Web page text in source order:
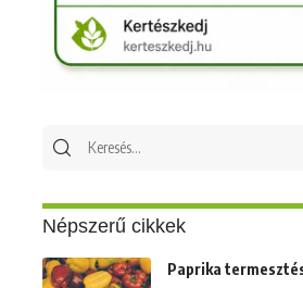
Keresés
Népszerű cikkek
Paprika